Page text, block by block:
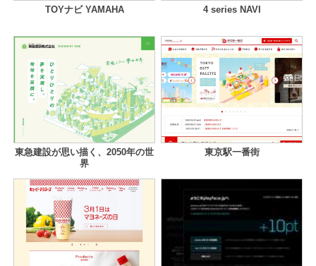
TOYナビ YAMAHA 4 series NAVI
東急建設が思い描く、2050年の世
界
東京駅一番街